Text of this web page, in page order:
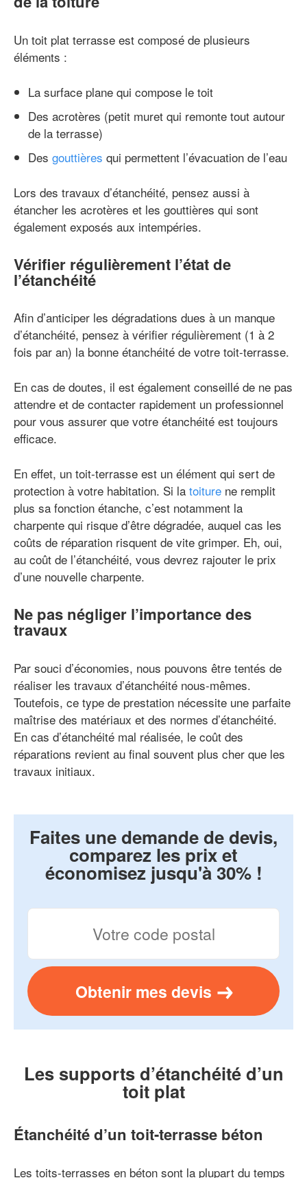
Un toit plat terrasse est composé de plusieurs
éléments :
La surface plane qui compose le toit
Des acrotères (petit muret qui remonte tout autour
de la terrasse)
Des gouttières qui permettent l’évacuation de l’eau
Lors des travaux d’étanchéité, pensez aussi à
étancher les acrotères et les gouttières qui sont
également exposés aux intempéries.
Vérifier régulièrement l’état de
l’étanchéité
Afin d’anticiper les dégradations dues à un manque
d’étanchéité, pensez à vérifier régulièrement (1 à 2
fois par an) la bonne étanchéité de votre toit-terrasse.
En cas de doutes, il est également conseillé de ne pas
attendre et de contacter rapidement un professionnel
pour vous assurer que votre étanchéité est toujours
efficace.
En effet, un toit-terrasse est un élément qui sert de
protection à votre habitation. Si la toiture ne remplit
plus sa fonction étanche, c’est notamment la
charpente qui risque d’être dégradée, auquel cas les
coûts de réparation risquent de vite grimper. Eh, oui,
au coût de l’étanchéité, vous devrez rajouter le prix
d’une nouvelle charpente.
Ne pas négliger l’importance des
travaux
Par souci d’économies, nous pouvons être tentés de
réaliser les travaux d’étanchéité nous-mêmes.
Toutefois, ce type de prestation nécessite une parfaite
maîtrise des matériaux et des normes d’étanchéité.
En cas d’étanchéité mal réalisée, le coût des
réparations revient au final souvent plus cher que les
travaux initiaux.
Faites une demande de devis,
comparez les prix et
économisez jusqu'à 30% !
Obtenir mes devis
Les supports d’étanchéité d’un
toit plat
Étanchéité d’un toit-terrasse béton
Les toits-terrasses en béton sont la plupart du temps